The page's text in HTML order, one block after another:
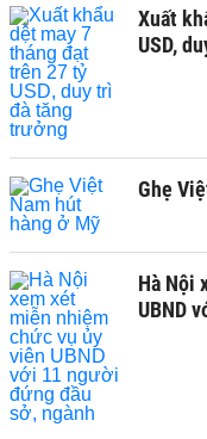
Xuất
USD,
Ghẹ
Hà Nội
UBND